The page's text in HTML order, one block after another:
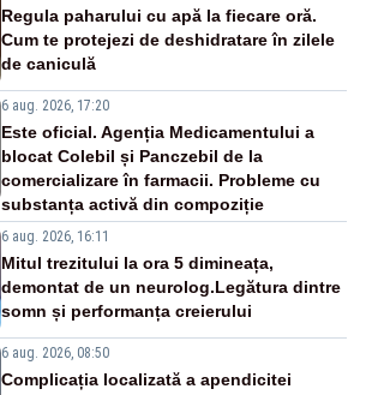
Regula paharului cu apă la fiecare oră.
Cum te protejezi de deshidratare în zilele
de caniculă
6 aug. 2026, 17:20
Este oficial. Agenția Medicamentului a
blocat Colebil și Panczebil de la
comercializare în farmacii. Probleme cu
substanța activă din compoziție
6 aug. 2026, 16:11
Mitul trezitului la ora 5 dimineața,
demontat de un neurolog.Legătura dintre
somn și performanța creierului
6 aug. 2026, 08:50
Complicația localizată a apendicitei